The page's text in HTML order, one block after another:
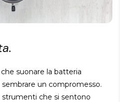
suonare la batteria
un compromesso.
che si sentono